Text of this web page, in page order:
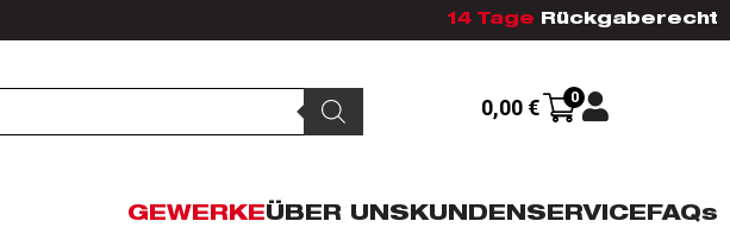
14 Tage Rückgaberecht
0,00 € 0
GEWERKEÜBER UNSKUNDENSERVICEFAQs